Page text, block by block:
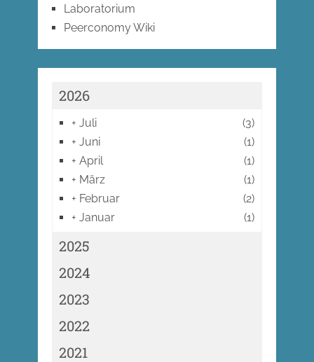
Laboratorium
Peerconomy Wiki
2026
+ Juli
(3)
+ Juni
(1)
+ April
(1)
+ März
(1)
+ Februar
(2)
+ Januar (1)
2025
2024
2023
2022
2021